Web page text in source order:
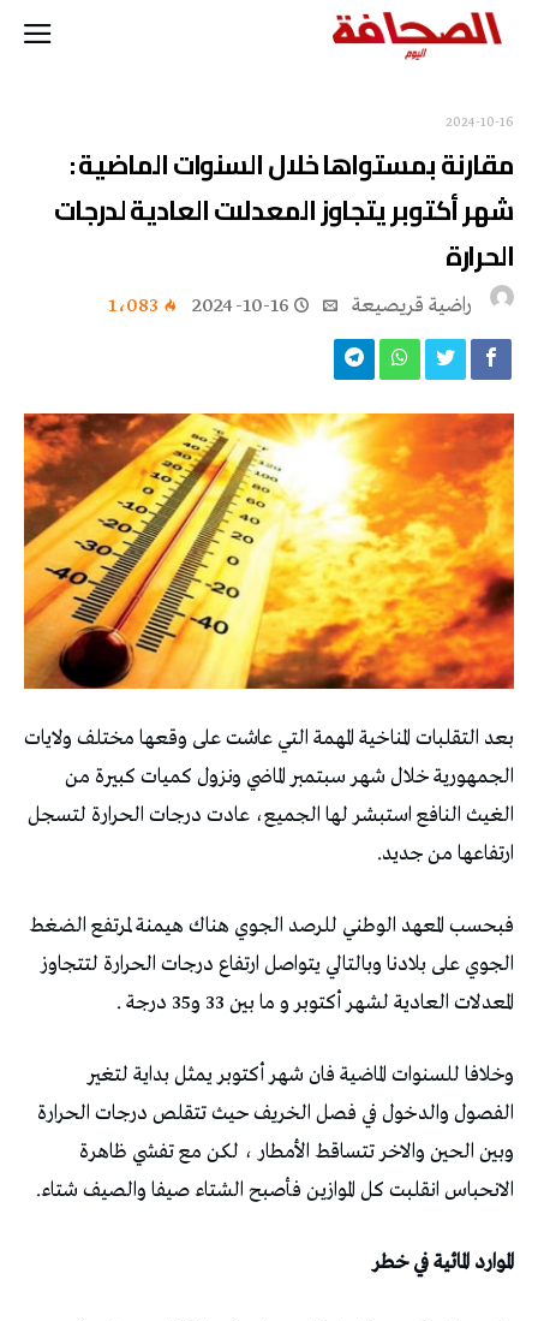
2024-10-16
مقارنة بمستواها خلال السنوات الماضية :
شهر أكتوبر يتجاوز المعدلات العادية لدرجات
الحرارة
راضية قريصيعة 2024-10-16 1٬083
بعد التقلبات المناخية المهمة التي عاشت على وقعها مختلف ولايات
الجمهورية خلال شهر سبتمبر الماضي ونزول كميات كبيرة من
الغيث النافع استبشر لها الجميع، عادت درجات الحرارة لتسجل
ارتفاعها من جديد.
فبحسب المعهد الوطني للرصد الجوي هناك هيمنة لمرتفع الضغط
الجوي على بلادنا وبالتالي يتواصل ارتفاع درجات الحرارة لتتجاوز
المعدلات العادية لشهر أكتوبر و ما بين 33 و35 درجة .
وخلافا للسنوات الماضية فان شهر أكتوبر يمثل بداية لتغير
الفصول والدخول في فصل الخريف حيث تتقلص درجات الحرارة
وبين الحين والاخر تتساقط الأمطار ، لكن مع تفشي ظاهرة
الانحباس انقلبت كل الموازين فأصبح الشتاء صيفا والصيف شتاء.
الموارد المائية في خطر